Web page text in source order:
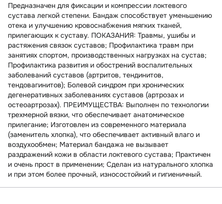
Предназначен для фиксации и компрессии локтевого
сустава легкой степени. Бандаж способствует уменьшению
отека и улучшению кровоснабжения мягких тканей,
прилегающих к суставу. ПОКАЗАНИЯ: Травмы, ушибы и
растяжения связок суставов; Профилактика травм при
занятиях спортом, производственных нагрузках на сустав;
Профилактика развития и обострений воспалительных
заболеваний суставов (артритов, тендинитов,
тендовагинитов); Болевой синдром при хронических
дегенеративных заболеваниях суставов (артрозах и
остеоартрозах). ПРЕИМУЩЕСТВА: Выполнен по технологии
трехмерной вязки, что обеспечивает анатомическое
прилегание; Изготовлен из современного материала
(заменитель хлопка), что обеспечивает активный влаго и
воздухообмен; Материал бандажа не вызывает
раздражений кожи в области локтевого сустава; Практичен
и очень прост в применении; Сделан из натурального хлопка
и при этом более прочный, износостойкий и гигиеничный.